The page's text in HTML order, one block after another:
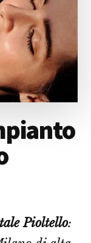
Pioltello: